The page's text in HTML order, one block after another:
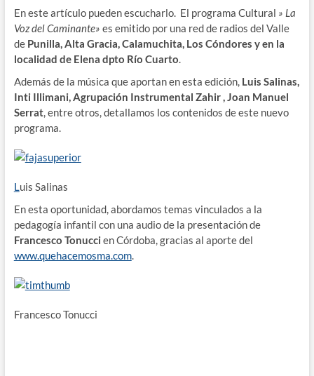
En este artículo pueden escucharlo. El programa Cultural » La
Voz del Caminante» es emitido por una red de radios del Valle
de Punilla, Alta Gracia, Calamuchita, Los Cóndores y en la
localidad de Elena dpto Río Cuarto.
Además de la música que aportan en esta edición, Luis Salinas,
Inti Illimani, Agrupación Instrumental Zahir , Joan Manuel
Serrat, entre otros, detallamos los contenidos de este nuevo
programa.
Luis Salinas
En esta oportunidad, abordamos temas vinculados a la
pedagogía infantil con una audio de la presentación de
Francesco Tonucci en Córdoba, gracias al aporte del
www.quehacemosma.com.
Francesco Tonucci